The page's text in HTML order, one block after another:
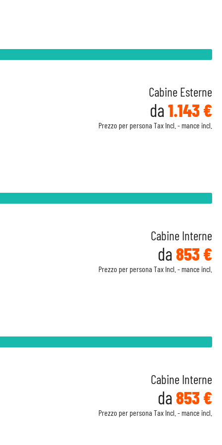
Cabine Esterne
da 1.143 €
Prezzo per persona Tax Incl. - mance incl.
Cabine Interne
da 853 €
Prezzo per persona Tax Incl. - mance incl.
Cabine Interne
da 853 €
Prezzo per persona Tax Incl. - mance incl.